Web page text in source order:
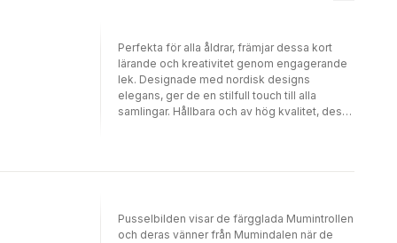
Perfekta för alla åldrar, främjar dessa kort
lärande och kreativitet genom engagerande
lek. Designade med nordisk designs
elegans, ger de en stilfull touch till alla
samlingar. Hållbara och av hög kvalitet, dessa
Pusselbilden visar de färgglada Mumintrollen
och deras vänner från Mumindalen när de